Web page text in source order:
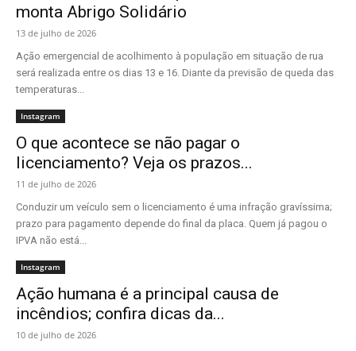
monta Abrigo Solidário
13 de julho de 2026
Ação emergencial de acolhimento à população em situação de rua
será realizada entre os dias 13 e 16. Diante da previsão de queda das
temperaturas...
Instagram
O que acontece se não pagar o
licenciamento? Veja os prazos...
11 de julho de 2026
Conduzir um veículo sem o licenciamento é uma infração gravíssima;
prazo para pagamento depende do final da placa. Quem já pagou o
IPVA não está...
Instagram
Ação humana é a principal causa de
incêndios; confira dicas da...
10 de julho de 2026